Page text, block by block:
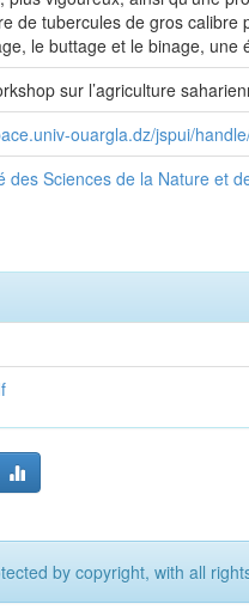
de tubercules de gros calibre
le buttage et le binage, une
sur l’agriculture
ouargla.dz/jspui/
des Sciences de la Nature et
by copyright, with all